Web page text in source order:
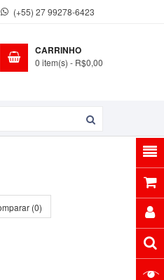
(+55) 27 99278-6423
CARRINHO
0 item(s) - R$0,00
(0)